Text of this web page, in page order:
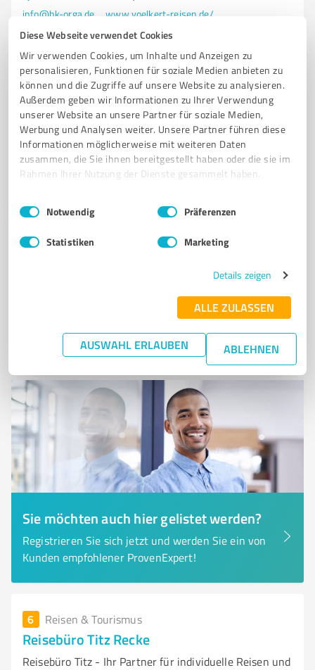
Diese Webseite verwendet Cookies
Wir verwenden Cookies, um Inhalte und Anzeigen zu
personalisieren, Funktionen für soziale Medien anbieten zu
können und die Zugriffe auf unsere Website zu analysieren.
Außerdem geben wir Informationen zu Ihrer Verwendung
unserer Website an unsere Partner für soziale Medien,
Werbung und Analysen weiter. Unsere Partner führen diese
Informationen möglicherweise mit weiteren Daten
zusammen, die Sie ihnen bereitgestellt haben oder die sie im
Rahmen Ihrer Nutzung der Dienste gesammelt haben.
Impressum Datenschutzbestimmungen
Einwilligungsauswahl
Notwendig Präferenzen
Statistiken Marketing
Details zeigen
ALLE ZULASSEN
AUSWAHL ERLAUBEN ABLEHNEN
info@hk-orga.de www.voelkert-reisen.de/
4,70 / 5,00
19Bewertungen (1 Quelle)
5 Reisen & Tourismus
Saerbecker Reisebüro
Dein Reisebüro entwickelt Deine perfekte Urlaubsidee.
REISEBÜRO URLAUBSANGEBOTE URLAUB REISEN
Grevener Straße 20, 48369 Saerbeck
info@saerbecker-reisebuero.de
0,00 / 5,00
Nicht bewertet0
Sie möchten auch hier gelistet werden?
Registrieren Sie sich jetzt und werden Sie ein von
Kunden empfohlener ProvenExpert!
6 Reisen & Tourismus
Reisebüro Titz Recke
Reisebüro Titz - Ihr Partner für individuelle Reisen und